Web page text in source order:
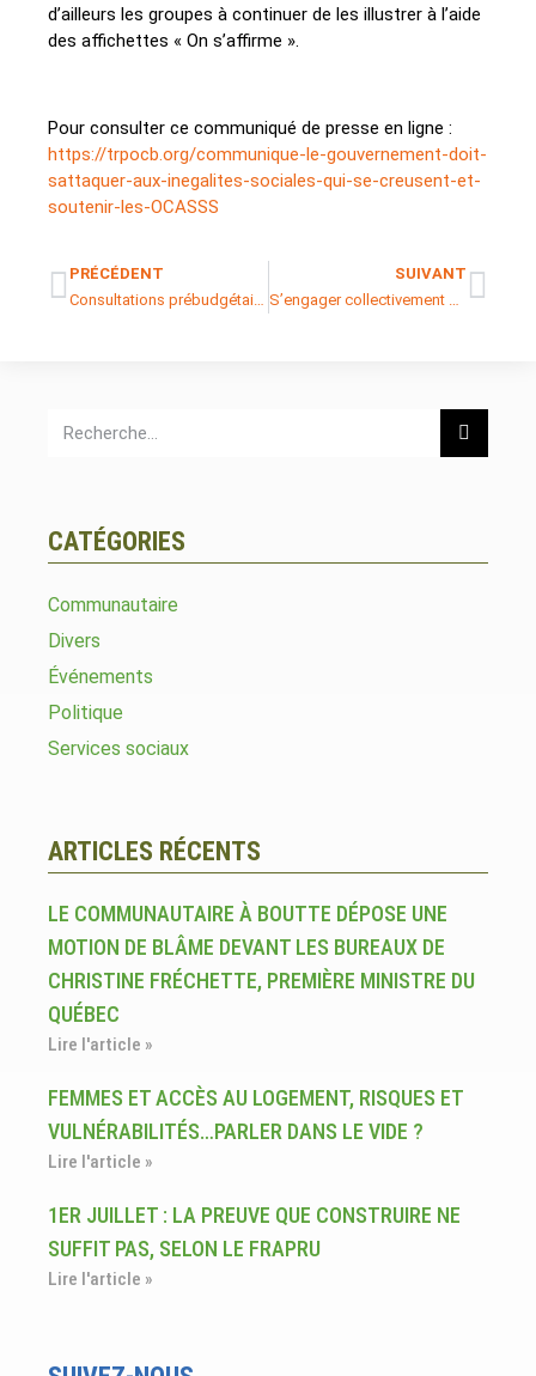
d’ailleurs les groupes à continuer de les illustrer à l’aide
des affichettes « On s’affirme ».
Pour consulter ce communiqué de presse en ligne :
https://trpocb.org/communique-le-gouvernement-doit-
sattaquer-aux-inegalites-sociales-qui-se-creusent-et-
soutenir-les-OCASSS
PRÉCÉDENT
Consultations prébudgétaires : Un appel à un nouveau plan d’action gouvernemental face à la crise du secteur communautaire
SUIVANT
S’engager collectivement pour la justice sociale au Québec
CATÉGORIES
Communautaire
Divers
Événements
Politique
Services sociaux
ARTICLES RÉCENTS
LE COMMUNAUTAIRE À BOUTTE DÉPOSE UNE
MOTION DE BLÂME DEVANT LES BUREAUX DE
CHRISTINE FRÉCHETTE, PREMIÈRE MINISTRE DU
QUÉBEC
Lire l'article »
FEMMES ET ACCÈS AU LOGEMENT, RISQUES ET
VULNÉRABILITÉS…PARLER DANS LE VIDE ?
Lire l'article »
1ER JUILLET : LA PREUVE QUE CONSTRUIRE NE
SUFFIT PAS, SELON LE FRAPRU
Lire l'article »